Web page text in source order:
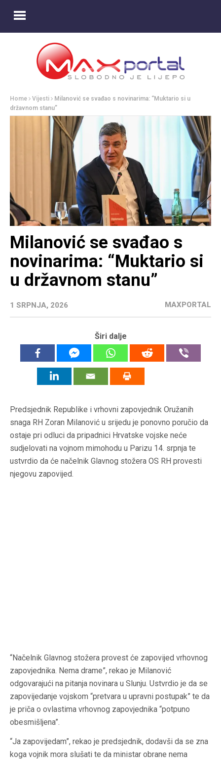
Home Vijesti
Milanović se svađao s novinarima: “Muktario si u
državnom stanu”
Milanović se svađao s
novinarima: “Muktario si
u državnom stanu”
1 SRPNJA, 2026 MAXPORTAL
Širi dalje
Predsjednik Republike i vrhovni zapovjednik Oružanih
snaga RH Zoran Milanović u srijedu je ponovno poručio da
ostaje pri odluci da pripadnici Hrvatske vojske neće
sudjelovati na vojnom mimohodu u Parizu 14. srpnja te
ustvrdio da će načelnik Glavnog stožera OS RH provesti
njegovu zapovijed.
“Načelnik Glavnog stožera provest će zapovijed vrhovnog
zapovjednika. Nema drame”, rekao je Milanović
odgovarajući na pitanja novinara u Slunju. Ustvrdio je da se
zapovijedanje vojskom “pretvara u upravni postupak” te da
je priča o ovlastima vrhovnog zapovjednika “potpuno
obesmišljena”.
“Ja zapovijedam”, rekao je predsjednik, dodavši da se zna
koga vojnik mora slušati te da ministar obrane nema